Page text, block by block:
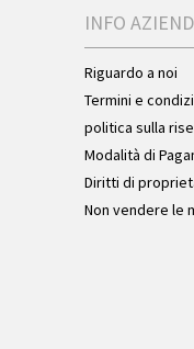
INFO
Riguardo a noi
Termini e
politica sulla
Modalità di
Diritti di
Non vendere le